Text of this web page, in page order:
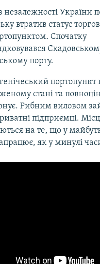
незалежності України
втратив статус
Спочатку
порту.
портопункт
стані та
Рибним виловом
підприємці.
на те, що у
як у минулі